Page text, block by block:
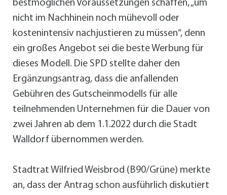
bestmöglichen Voraussetzungen schaffen, „um
nicht im Nachhinein noch mühevoll oder
kostenintensiv nachjustieren zu müssen“, denn
ein großes Angebot sei die beste Werbung für
dieses Modell. Die SPD stellte daher den
Ergänzungsantrag, dass die anfallenden
Gebühren des Gutscheinmodells für alle
teilnehmenden Unternehmen für die Dauer von
zwei Jahren ab dem 1.1.2022 durch die Stadt
Walldorf übernommen werden.
Stadtrat Wilfried Weisbrod (B90/Grüne) merkte
an, dass der Antrag schon ausführlich diskutiert